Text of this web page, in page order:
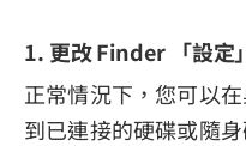
1. 更改 Finder 「設定」
正常情況下，您可以
到已連接的硬碟或隨